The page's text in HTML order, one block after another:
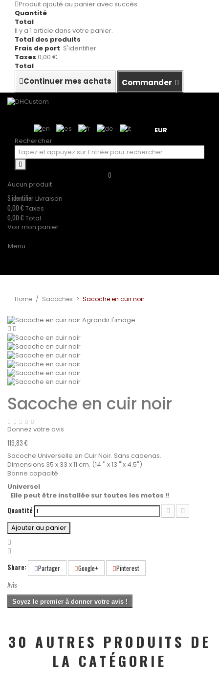
Produit ajouté au panier avec succès
Quantité
Total
Il y a 1 article dans votre panier.
Total des produits
Frais de port S'identifier
Taxes 0,00 €
Total
Continuer mes achats Commander
EUR
Rechercher
0
Aucun produit
S'identifier Livraison
0,00 € Taxes
0,00 € Total
Voir mon panier
Menu
Home / Sacoches > Sacoche en cuir noir
Agrandir l'image
Sacoche en cuir noir
Donnez votre avis
119,83 €
Sacoche Universelle en Cuir Noir. Sans cadenas.
Dimensions 35 x 33 x 11 cm. (14 '' x 13 "'x 4.5")
Bonne capacité
Universel
Elle peut être installée sur toutes les motos !!
Quantité
Ajouter au panier
Share: Partager Google+
Pinterest
Avis
Soyez le premier à donner votre avis !
30 AUTRES PRODUITS DE
LA CATÉGORIE